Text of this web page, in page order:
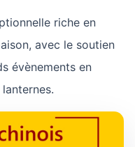
riche en
avec le soutien
évènements en